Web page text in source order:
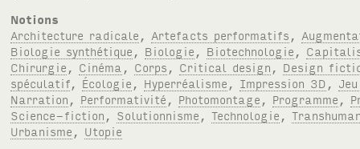
Notions
Architecture radicale
Artefacts performatifs
Biologie synthétique
Biologie Biotechnologie
Chirurgie
Cinéma Corps Critical design
Design
spéculatif
Écologie Hyperréalisme Impression 3D
Narration
Performativité Photomontage Programme
Science-fiction
Solutionnisme ,Technologie ,
Urbanisme
Utopie